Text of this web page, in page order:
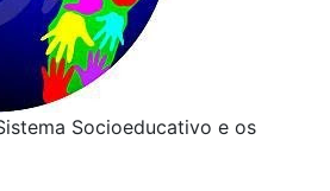
Socioeducativo e os